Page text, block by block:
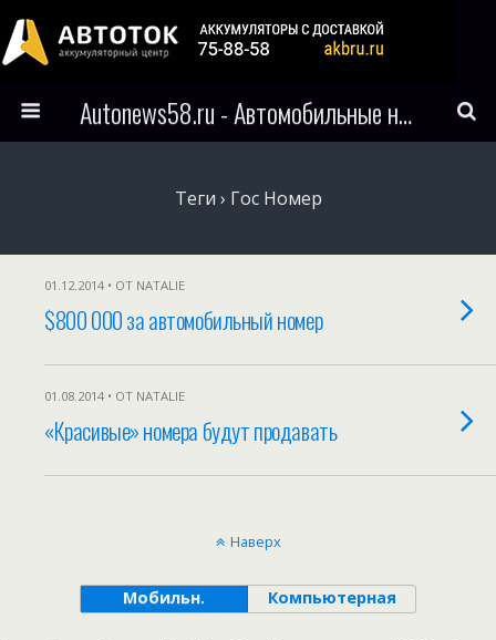
Autonews58.ru - Автомобильные новости Пензы и всего мира
Теги › Гос Номер
01.12.2014 • ОТ NATALIE
$800 000 за автомобильный номер
01.08.2014 • ОТ NATALIE
«Красивые» номера будут продавать
Наверх
Мобильн. Компьютерная